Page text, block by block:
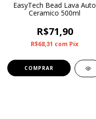
EasyTech Bead Lava Auto
Ceramico 500ml
R$71,90
R$68,31 com Pix